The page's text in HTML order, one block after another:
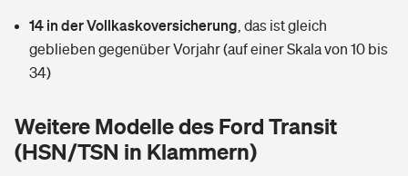
Tools
Hochwasser-Check: Wie gefährdet ist Ihr Haus?
Handyversicherung
Private Cyberversicherung
Wer versichert was: Jetzt Versicherer finden
Rentenrechner: Wie viel Geld bekomme ich im Alter?
14 in der Vollkaskoversicherung das ist gleich
geblieben gegenüber Vorjahr (auf einer Skala von 10 bis
34)
Weitere Modelle des Ford Transit
(HSN/TSN in Klammern)